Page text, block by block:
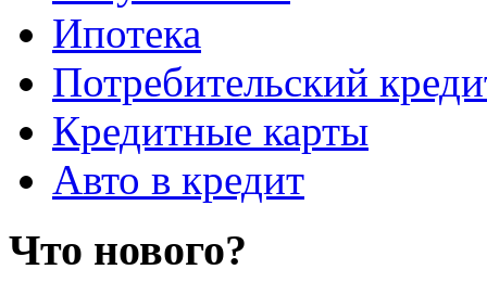
Ипотека
Потребительский
Кредитные карты
Авто в кредит
Что нового?